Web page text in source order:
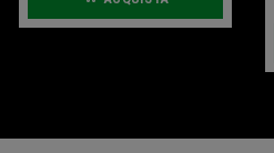
93,33 €